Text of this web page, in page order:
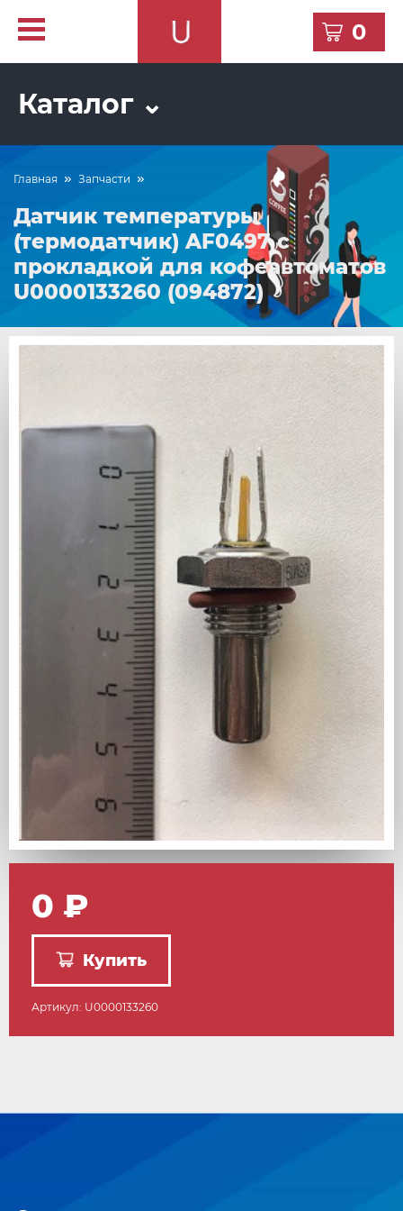
0
Каталог ⌄
Главная Запчасти
Датчик температуры
(термодатчик) AF0497 с
прокладкой для кофеавтоматов
U0000133260 (094872)
0 ₽
Купить
Артикул: U0000133260